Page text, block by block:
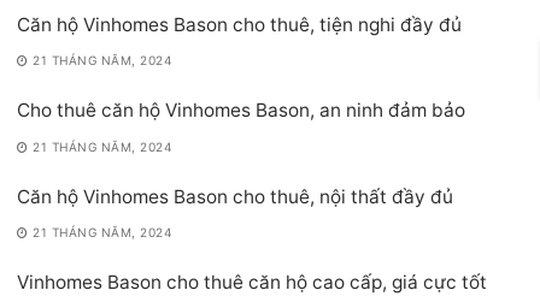
Căn hộ Vinhomes Bason cho thuê, tiện nghi đầy đủ
21 THÁNG NĂM, 2024
Cho thuê căn hộ Vinhomes Bason, an ninh đảm bảo
21 THÁNG NĂM, 2024
Căn hộ Vinhomes Bason cho thuê, nội thất đầy đủ
21 THÁNG NĂM, 2024
Vinhomes Bason cho thuê căn hộ cao cấp, giá cực tốt